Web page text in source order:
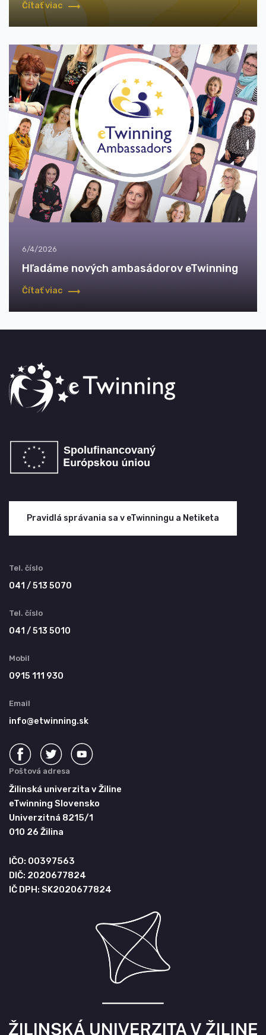
Čítať viac
6/4/2026
Hľadáme nových ambasádorov eTwinning
Čítať viac
Pravidlá správania sa v eTwinningu a Netiketa
Tel. číslo
041 / 513 5070
Tel. číslo
041 / 513 5010
Mobil
0915 111 930
Email
info@etwinning.sk
Poštová adresa
Žilinská univerzita v Žiline
eTwinning Slovensko
Univerzitná 8215/1
010 26 Žilina
IČO: 00397563
DIČ: 2020677824
IČ DPH: SK2020677824